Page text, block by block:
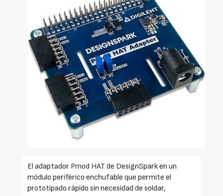
El adaptador Pmod HAT de DesignSpark en un
módulo periférico enchufable que permite el
prototipado rápido sin necesidad de soldar,